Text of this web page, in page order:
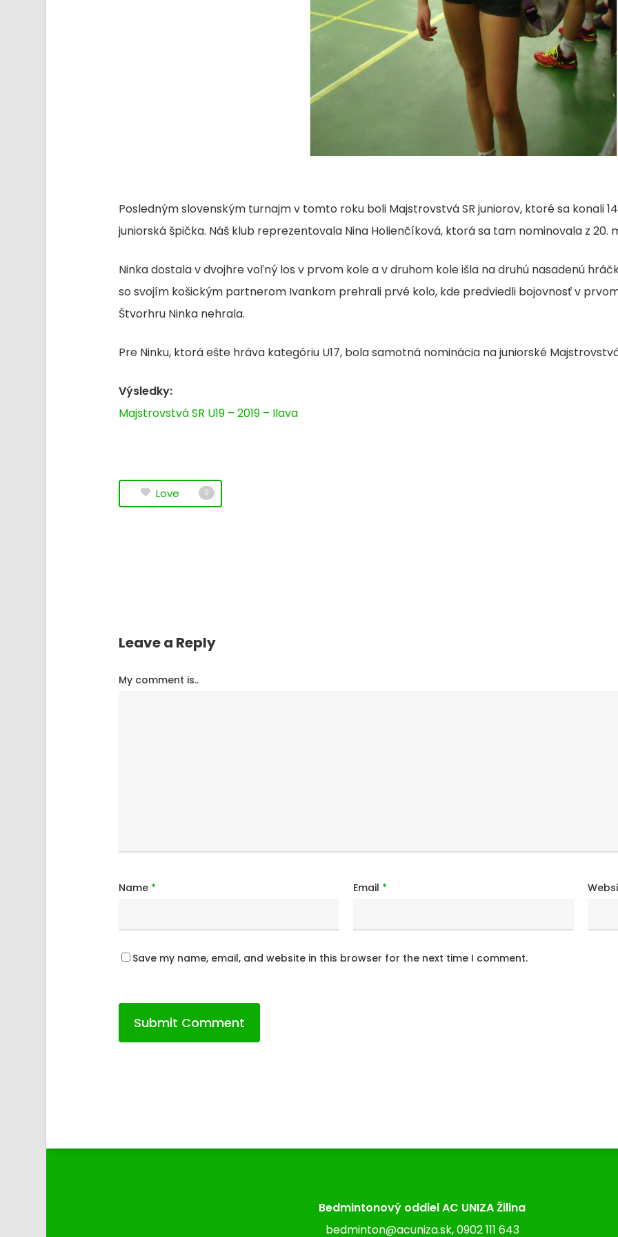
Posledným slovenským turnajm v tomto roku boli Majstrovstvá SR juniorov, ktoré sa konali
juniorská špička. Náš klub reprezentovala Nina Holienčíková, ktorá sa tam nominovala z 20.
Ninka dostala v dvojhre voľný los v prvom kole a v druhom kole išla na druhú nasadenú
so svojím košickým partnerom Ivankom prehrali prvé kolo, kde predviedli bojovnosť v
Štvorhru Ninka nehrala.
Pre Ninku, ktorá ešte hráva kategóriu U17, bola samotná nominácia na juniorské
Výsledky:
Majstrovstvá SR U19 – 2019 – Ilava
Love 0
Leave a Reply
My comment is..
Name * Email *
Save my name, email, and website in this browser for the next time I comment.
Bedmintonový oddiel AC UNIZA Žilina
bedminton@acuniza.sk, 0902 111 643